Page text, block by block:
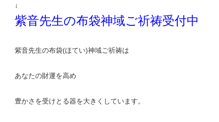
↓
紫音先生の布袋神域ご祈祷受付中
紫音先生の布袋(ほてい)神域ご祈祷は
あなたの財運を高め
豊かさを受けとる器を大きくしています。